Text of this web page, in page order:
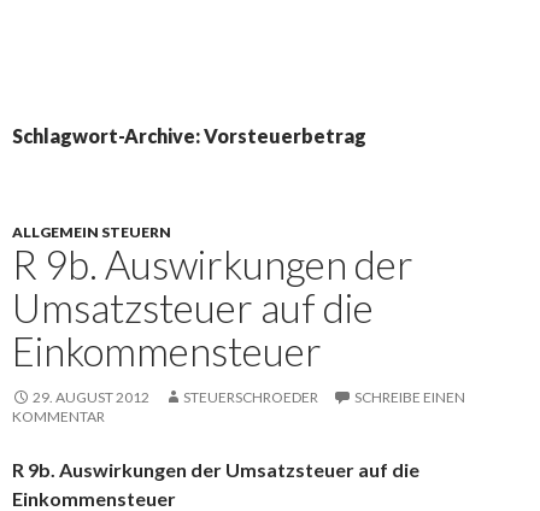
Schlagwort-Archive: Vorsteuerbetrag
ALLGEMEIN STEUERN
R 9b. Auswirkungen der
Umsatzsteuer auf die
Einkommensteuer
29. AUGUST 2012 STEUERSCHROEDER
SCHREIBE EINEN
KOMMENTAR
R 9b. Auswirkungen der Umsatzsteuer auf die
Einkommensteuer